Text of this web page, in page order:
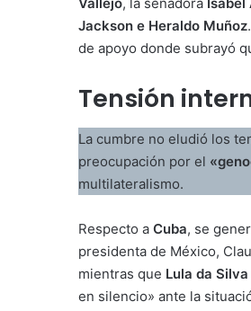
Jackson e Heraldo Muñoz
de apoyo donde subrayó
Tensión
La cumbre no eludió los
preocupación por el
multilateralismo.
Respecto a Cuba, se
presidenta de México,
mientras que Lula da
en silencio» ante la